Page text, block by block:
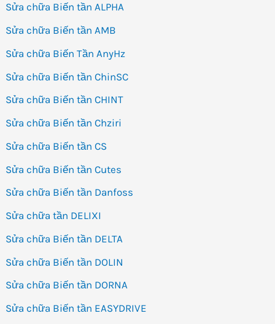
Sửa chữa Biến tần ALPHA
Sửa chữa Biến tần AMB
Sửa chữa Biến Tần AnyHz
Sửa chữa Biến tần ChinSC
Sửa chữa Biến tần CHINT
Sửa chữa Biến tần Chziri
Sửa chữa Biến tần CS
Sửa chữa Biến tần Cutes
Sửa chữa Biến tần Danfoss
Sửa chữa tần DELIXI
Sửa chữa Biến tần DELTA
Sửa chữa Biến tần DOLIN
Sửa chữa Biến tần DORNA
Sửa chữa Biến tần EASYDRIVE